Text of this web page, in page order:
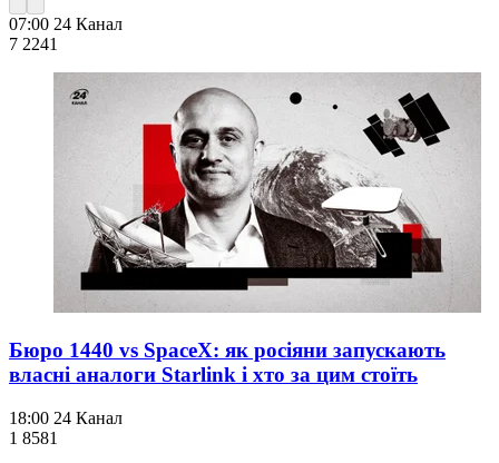
07:00 24 Канал
7 2241
Бюро 1440 vs SpaceX: як росіяни запускають
власні аналоги Starlink і хто за цим стоїть
18:00 24 Канал
1 8581